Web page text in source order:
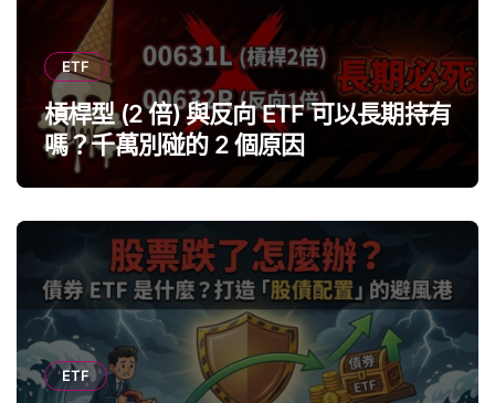
ETF
槓桿型 (2 倍) 與反向 ETF 可以長期持有
嗎？千萬別碰的 2 個原因
ETF